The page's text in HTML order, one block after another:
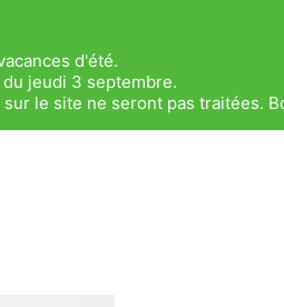
d'été.
jeudi 3 septembre.
le site ne seront pas traitées.